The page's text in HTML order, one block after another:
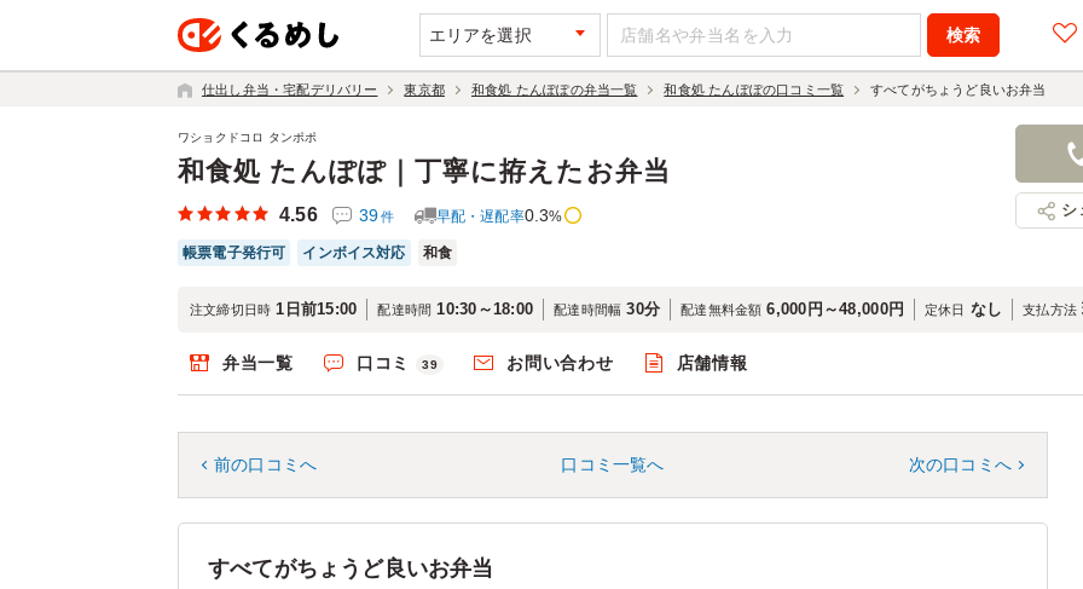
エリアを選択
仕出し弁当・宅配デリバリー 東京都 和食処 たんぽぽの弁当一覧 和食処 たんぽぽの口コミ一覧 すべてがちょうど良いお弁当
和食処 たんぽぽ｜丁寧に拵えたお弁当
ワショクドコロ タンポポ
4.56 39件 早配・遅配率0.3%
帳票電子発行可 インボイス対応 和食
シ
注文締切日時 1日前15:00 配達時間 10:30～18:00 配達時間幅 30分 配達無料金額 6,000円～48,000円 定休日 なし 支払方法
弁当一覧 口コミ 39 お問い合わせ 店舗情報
前の口コミへ 口コミ一覧へ 次の口コミへ
すべてがちょうど良いお弁当